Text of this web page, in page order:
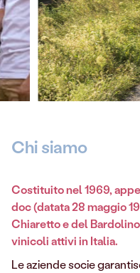
Chi siamo
Costituito nel 1969,
doc (datata 28 maggio
Chiaretto e del
vinicoli attivi in Italia.
Le aziende socie